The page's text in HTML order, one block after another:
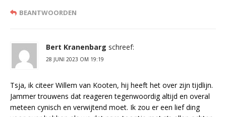
BEANTWOORDEN
Bert Kranenbarg schreef:
28 JUNI 2023 OM 19:19
Tsja, ik citeer Willem van Kooten, hij heeft het over zijn tijdlijn.
Jammer trouwens dat reageren tegenwoordig altijd en overal
meteen cynisch en verwijtend moet. Ik zou er een lief ding